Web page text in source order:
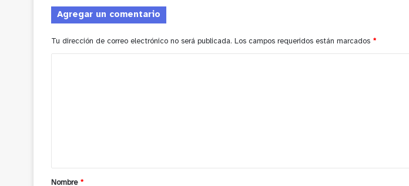
Agregar un comentario
Tu dirección de correo electrónico no será publicada. Los campos requeridos están marcados *
a
Nombre *